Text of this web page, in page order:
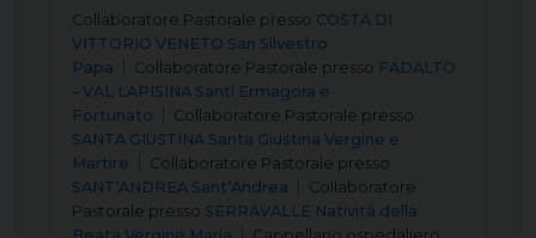
Collaboratore Pastorale presso COSTA DI
VITTORIO VENETO San Silvestro
Papa
Collaboratore Pastorale presso FADALTO
– VAL LAPISINA Santi Ermagora e
Fortunato
Collaboratore Pastorale presso
SANTA GIUSTINA Santa Giustina Vergine e
Martire
Collaboratore Pastorale presso
SANT’ANDREA Sant’Andrea
Collaboratore
Pastorale presso SERRAVALLE Natività della